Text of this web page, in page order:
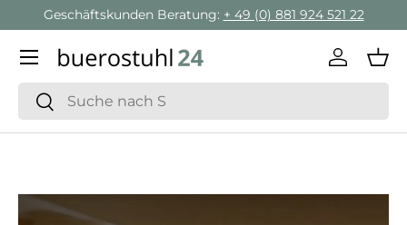
Direkt zum Inhalt
Geschäftskunden Beratung: + 49 (0) 881 924 521 22
Suchen
Suchen
Menü